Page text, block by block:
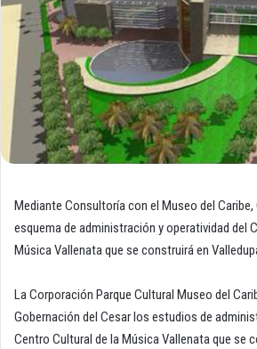
Mediante Consultoría con el Museo del
esquema de administración y operatividad del
Música Vallenata que se construirá en
La Corporación Parque Cultural Museo del
Gobernación del Cesar los estudios de
Centro Cultural de la Música Vallenata que se